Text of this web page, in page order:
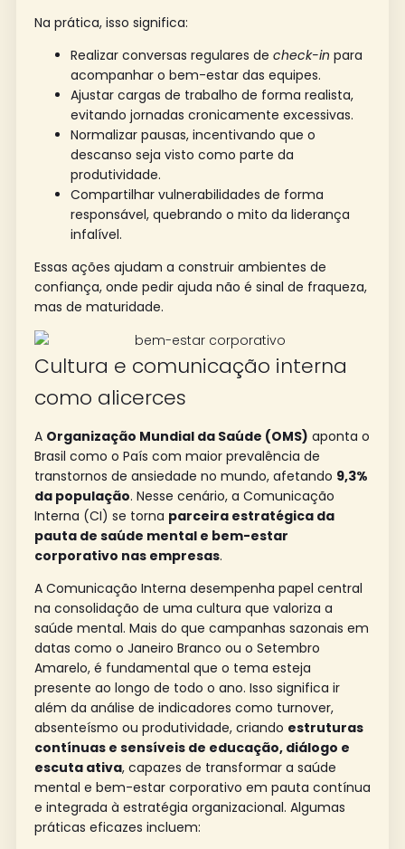
Na prática, isso significa:
Realizar conversas regulares de check-in para
acompanhar o bem-estar das equipes.
Ajustar cargas de trabalho de forma realista,
evitando jornadas cronicamente excessivas.
Normalizar pausas, incentivando que o
descanso seja visto como parte da
produtividade.
Compartilhar vulnerabilidades de forma
responsável, quebrando o mito da liderança
infalível.
Essas ações ajudam a construir ambientes de
confiança, onde pedir ajuda não é sinal de fraqueza,
mas de maturidade.
Cultura e comunicação interna
como alicerces
A Organização Mundial da Saúde (OMS) aponta o
Brasil como o País com maior prevalência de
transtornos de ansiedade no mundo, afetando 9,3%
da população. Nesse cenário, a Comunicação
Interna (CI) se torna parceira estratégica da
pauta de saúde mental e bem-estar
corporativo nas empresas.
A Comunicação Interna desempenha papel central
na consolidação de uma cultura que valoriza a
saúde mental. Mais do que campanhas sazonais em
datas como o Janeiro Branco ou o Setembro
Amarelo, é fundamental que o tema esteja
presente ao longo de todo o ano. Isso significa ir
além da análise de indicadores como turnover,
absenteísmo ou produtividade, criando estruturas
contínuas e sensíveis de educação, diálogo e
escuta ativa, capazes de transformar a saúde
mental e bem-estar corporativo em pauta contínua
e integrada à estratégia organizacional. Algumas
práticas eficazes incluem: